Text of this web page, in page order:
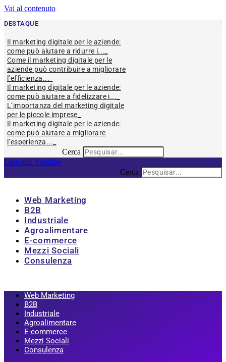
Vai al contenuto
DESTAQUE
Il marketing digitale per le aziende:
come può aiutare a ridurre i...
Come il marketing digitale per le
aziende può contribuire a migliorare
l’efficienza...
Il marketing digitale per le aziende:
come può aiutare a fidelizzare i...
L’importanza del marketing digitale
per le piccole imprese
Il marketing digitale per le aziende:
come può aiutare a migliorare
l’esperienza...
Cerca
Linkedin Youtube
Cerca
Web Marketing
B2B
Industriale
Agroalimentare
E-commerce
Mezzi Sociali
Consulenza
Web Marketing
B2B
Industriale
Agroalimentare
E-commerce
Mezzi Sociali
Consulenza